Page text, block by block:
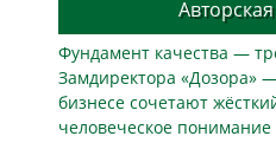
Фундамент качества —
Замдиректора «Дозора»
бизнесe сочетают
человеческое понимание